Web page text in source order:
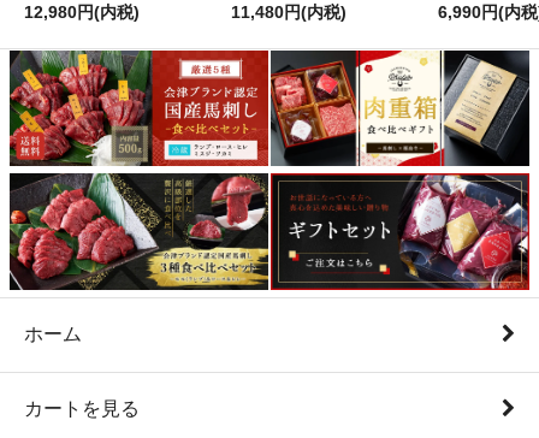
12,980円(内税)
11,480円(内税)
6,990円(内
ホーム
カートを見る